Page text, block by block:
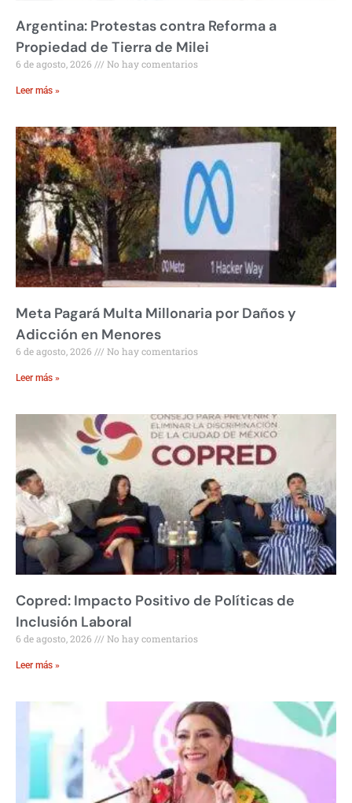
Argentina: Protestas contra Reforma a
Propiedad de Tierra de Milei
6 de agosto, 2026 No hay comentarios
Leer más »
Meta Pagará Multa Millonaria por Daños y
Adicción en Menores
6 de agosto, 2026 No hay comentarios
Leer más »
Copred: Impacto Positivo de Políticas de
Inclusión Laboral
6 de agosto, 2026 No hay comentarios
Leer más »